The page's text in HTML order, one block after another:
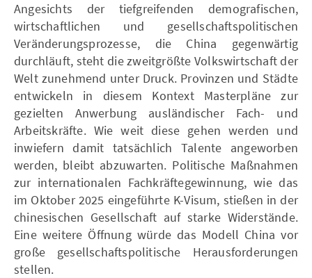
Angesichts der tiefgreifenden demografischen,
wirtschaftlichen und gesellschaftspolitischen
Veränderungsprozesse, die China gegenwärtig
durchläuft, steht die zweitgrößte Volkswirtschaft der
Welt zunehmend unter Druck. Provinzen und Städte
entwickeln in diesem Kontext Masterpläne zur
gezielten Anwerbung ausländischer Fach- und
Arbeitskräfte. Wie weit diese gehen werden und
inwiefern damit tatsächlich Talente angeworben
werden, bleibt abzuwarten. Politische Maßnahmen
zur internationalen Fachkräftegewinnung, wie das
im Oktober 2025 eingeführte K-Visum, stießen in der
chinesischen Gesellschaft auf starke Widerstände.
Eine weitere Öffnung würde das Modell China vor
große gesellschaftspolitische Herausforderungen
stellen.